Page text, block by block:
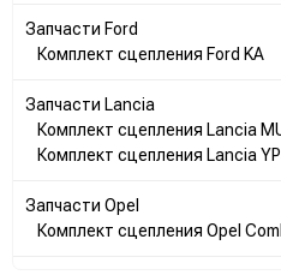
Запчасти Ford
Комплект сцепления Ford KA
Запчасти Lancia
Комплект сцепления Lancia
Комплект сцепления Lancia
Запчасти Opel
Комплект сцепления Opel